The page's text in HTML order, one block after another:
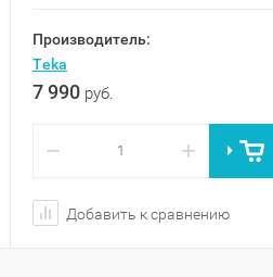
Производитель:
Teka
7 990 руб.
− +
Добавить к сравнению